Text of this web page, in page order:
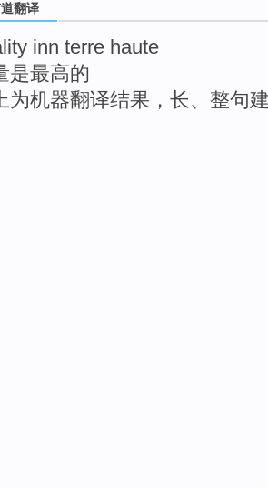
翻译
inn terre haute
是最高的
为机器翻译结果，长、整句